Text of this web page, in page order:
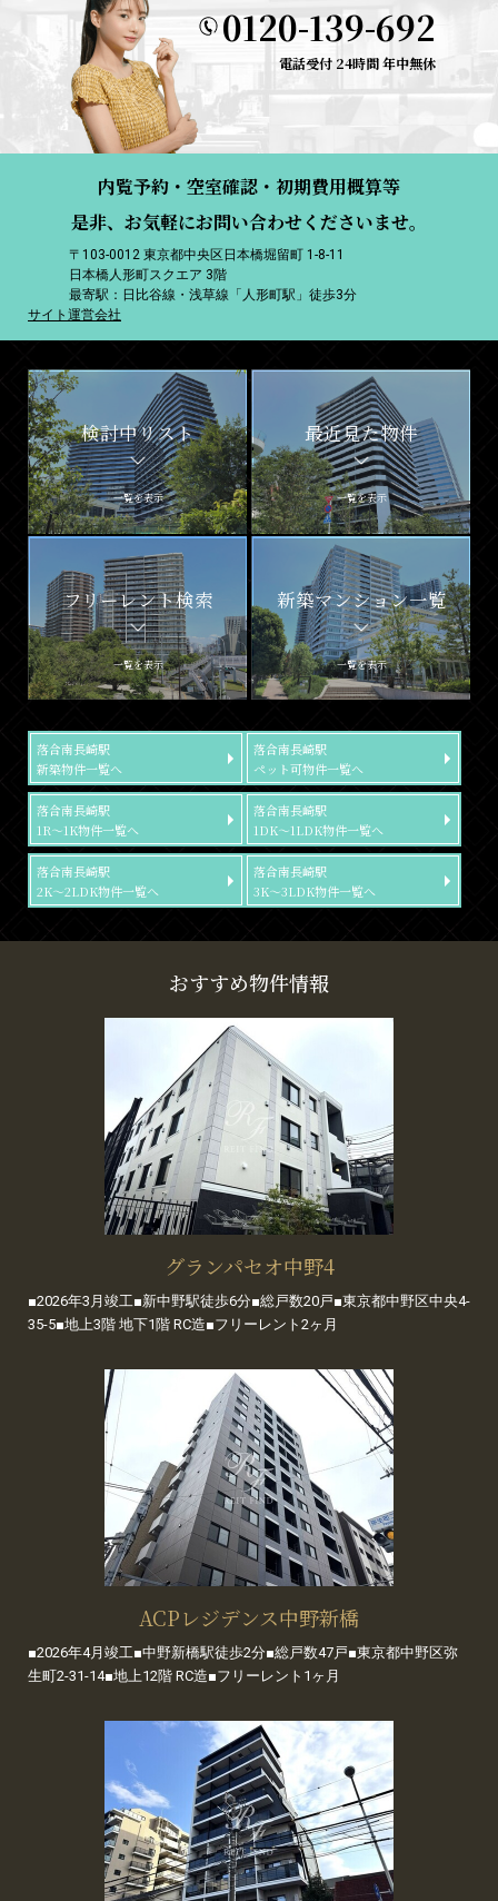
0120-139-692
電話受付 24時間 年中無休
内覧予約・空室確認・初期費用概算等
是非、お気軽にお問い合わせくださいませ。
〒103-0012 東京都中央区日本橋堀留町 1-8-11
日本橋人形町スクエア 3階
最寄駅：日比谷線・浅草線「人形町駅」徒歩3分
サイト運営会社
検討中リスト
一覧を表示
最近見た物件
一覧を表示
フリーレント検索
一覧を表示
新築マンション一覧
一覧を表示
落合南長崎駅
新築物件一覧へ
落合南長崎駅
ペット可物件一覧へ
落合南長崎駅
1R～1K物件一覧へ
落合南長崎駅
1DK～1LDK物件一覧へ
落合南長崎駅
2K～2LDK物件一覧へ
落合南長崎駅
3K～3LDK物件一覧へ
おすすめ物件情報
グランパセオ中野4
■2026年3月竣工■新中野駅徒歩6分■総戸数20戸■東京都中野区中央4-
35-5■地上3階 地下1階 RC造■フリーレント2ヶ月
ACPレジデンス中野新橋
■2026年4月竣工■中野新橋駅徒歩2分■総戸数47戸■東京都中野区弥
生町2-31-14■地上12階 RC造■フリーレント1ヶ月